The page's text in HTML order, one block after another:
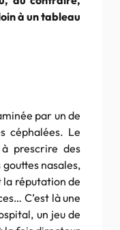
à un tableau
par un de
céphalées. Le
prescrire des
nasales,
la réputation de
C’est là une
un jeu de